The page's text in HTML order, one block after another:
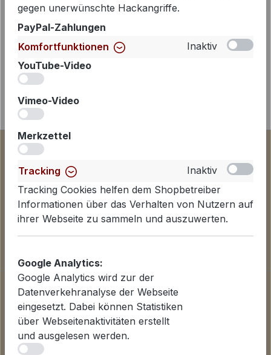
Blazer ist mit Revers gearbeitet und
lässt sich mit 3 Sc…
Informationen
Datenschutzerklärung
Lieferinformationen
Zahlungsarten
AGB
gegen unerwünschte Hackangriffe.
PayPal-Zahlungen
Komfortfunktionen
Inaktiv
YouTube-Video
Vimeo-Video
Merkzettel
Tracking
Inaktiv
Tracking Cookies helfen dem Shopbetreiber
Informationen über das Verhalten von Nutzern auf
ihrer Webseite zu sammeln und auszuwerten.
Google Analytics:
Google Analytics wird zur der
Datenverkehranalyse der Webseite
eingesetzt. Dabei können Statistiken
über Webseitenaktivitäten erstellt
und ausgelesen werden.